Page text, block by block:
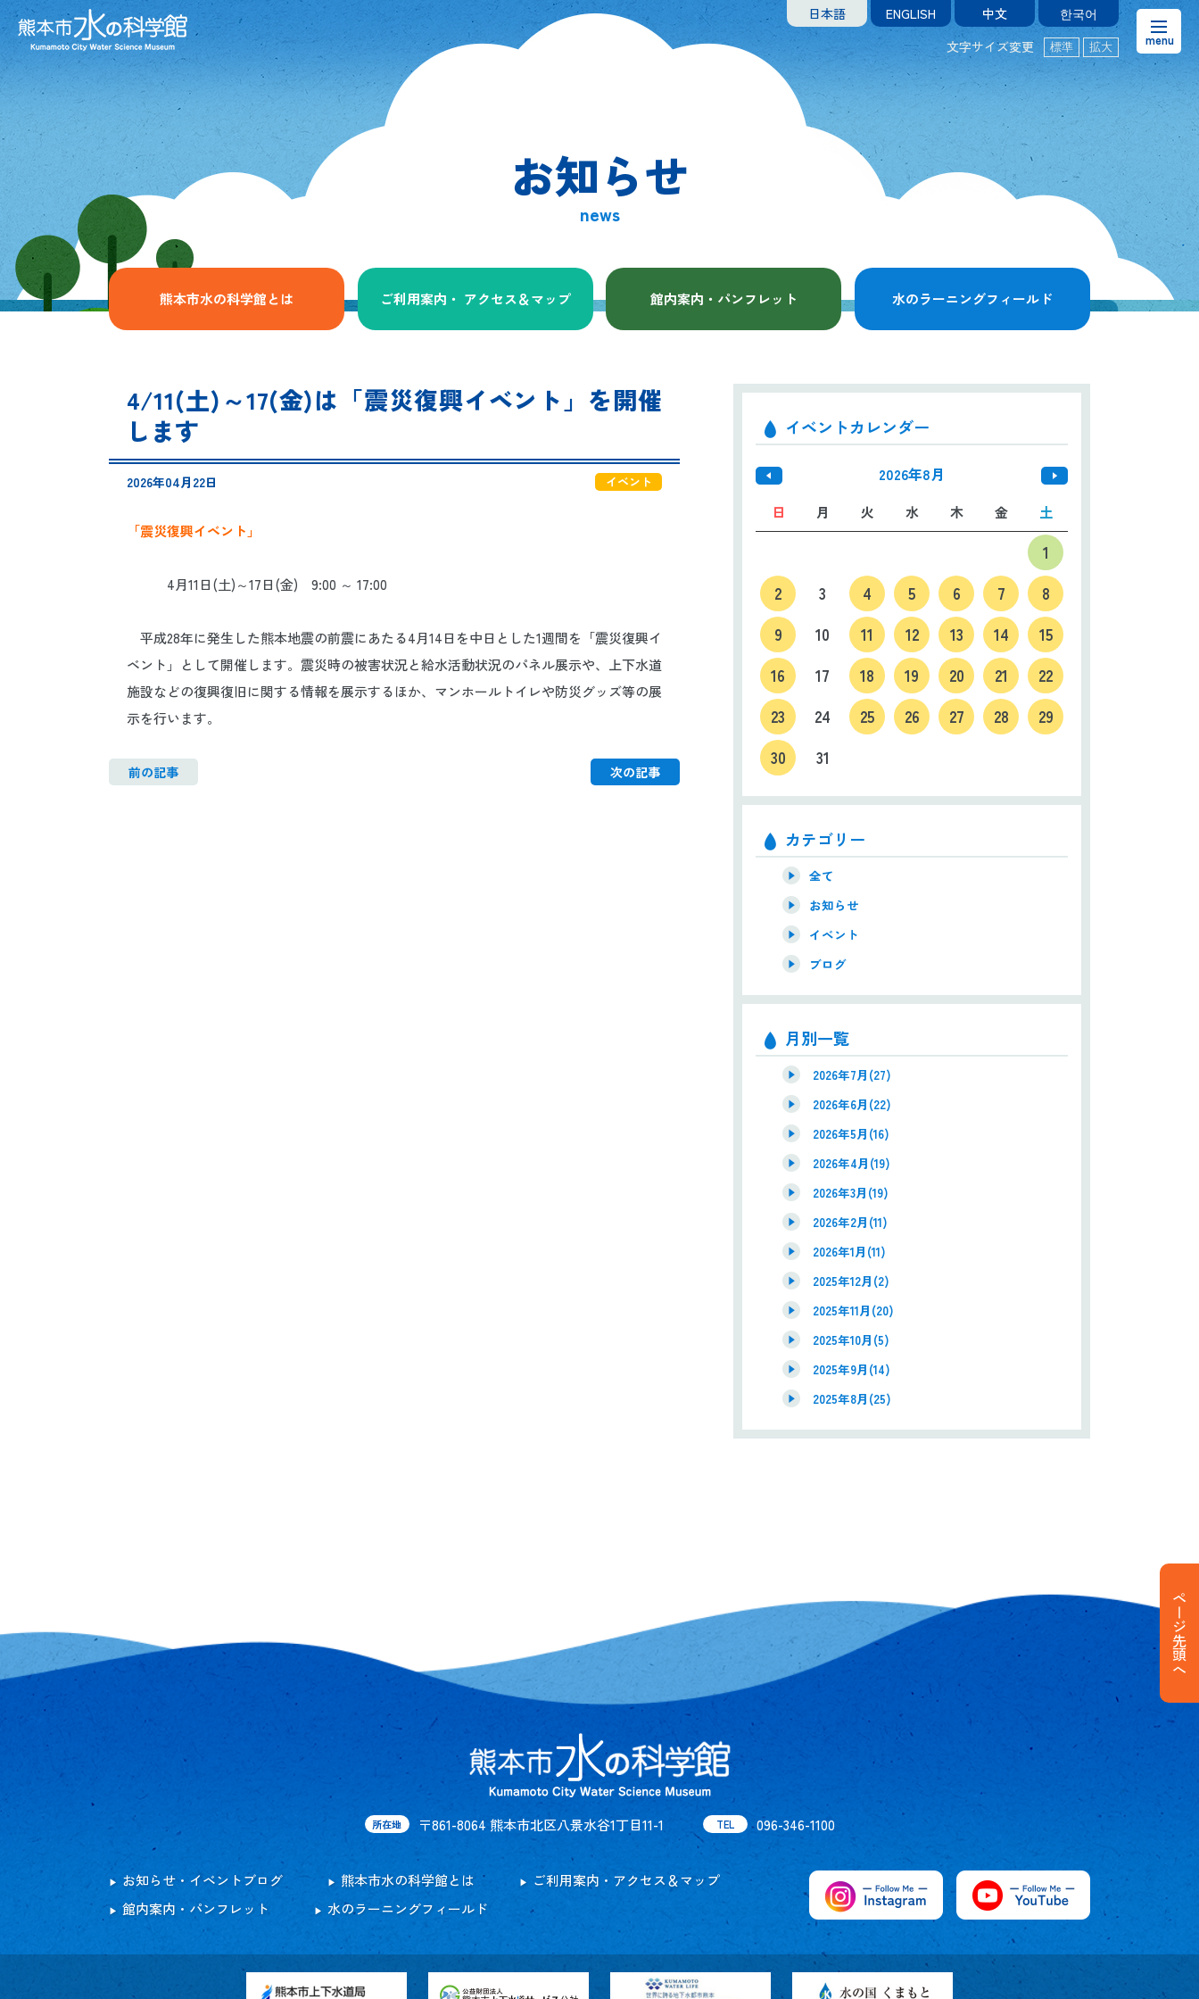
日本語 ENGLISH 中文
한국어
文字サイズ変更
標準 拡大
お知らせ
熊本市水の科学館とは
ご利用案内・アクセス＆マップ
水のラーニングフィールド
日本語
お知らせ
news
熊本市水の科学館とは ご利用案内・ アクセス＆マップ 館内案内・パンフレット 水のラーニングフィールド
4/11(土)～17(金)は「震災復興イベント」を開催
します
2026年04月22日 イベント
「震災復興イベント」
4月11日(土)～17日(金) 9:00 ～ 17:00
平成28年に発生した熊本地震の前震にあたる4月14日を中日とした1週間を「震災復興イ
ベント」として開催します。震災時の被害状況と給水活動状況のパネル展示や、上下水道
施設などの復興復旧に関する情報を展示するほか、マンホールトイレや防災グッズ等の展
示を行います。
前の記事 次の記事
イベントカレンダー
2026年8月
日 月 火 水 木 金 土
1
2
3 4 5 6 7
8
9
10 11 12 13 14
15
16
17 18 19 20 21
22
23
24 25 26 27 28
29
30
31
カテゴリー
全て
お知らせ
イベント
ブログ
月別一覧
2026年7月(27)
2026年6月(22)
2026年5月(16)
2026年4月(19)
2026年3月(19)
2026年2月(11)
2026年1月(11)
2025年12月(2)
2025年11月(20)
2025年10月(5)
2025年9月(14)
2025年8月(25)
ページ先頭へ
所在地 〒861-8064 熊本市北区八景水谷1丁目11-1 TEL 096-346-1100
お知らせ・イベントブログ 熊本市水の科学館とは
ご利用案内・アクセス＆マップ
館内案内・パンフレット
水のラーニングフィールド